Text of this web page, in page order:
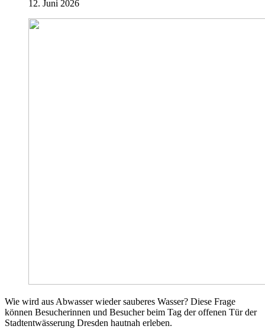
12. Juni 2026
Wie wird aus Abwasser wieder sauberes Wasser? Diese Frage
können Besucherinnen und Besucher beim Tag der offenen Tür der
Stadtentwässerung Dresden hautnah erleben.